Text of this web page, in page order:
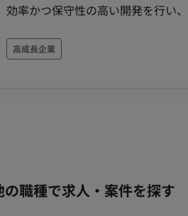
効率かつ保守性の高い開発を行い、サ
容・担当工程 自社で展開するAI
ケーションの開発を、フロントエ
およびNode.jsを用いた、Webア
高成長企業
の職種で求人・案件を探す